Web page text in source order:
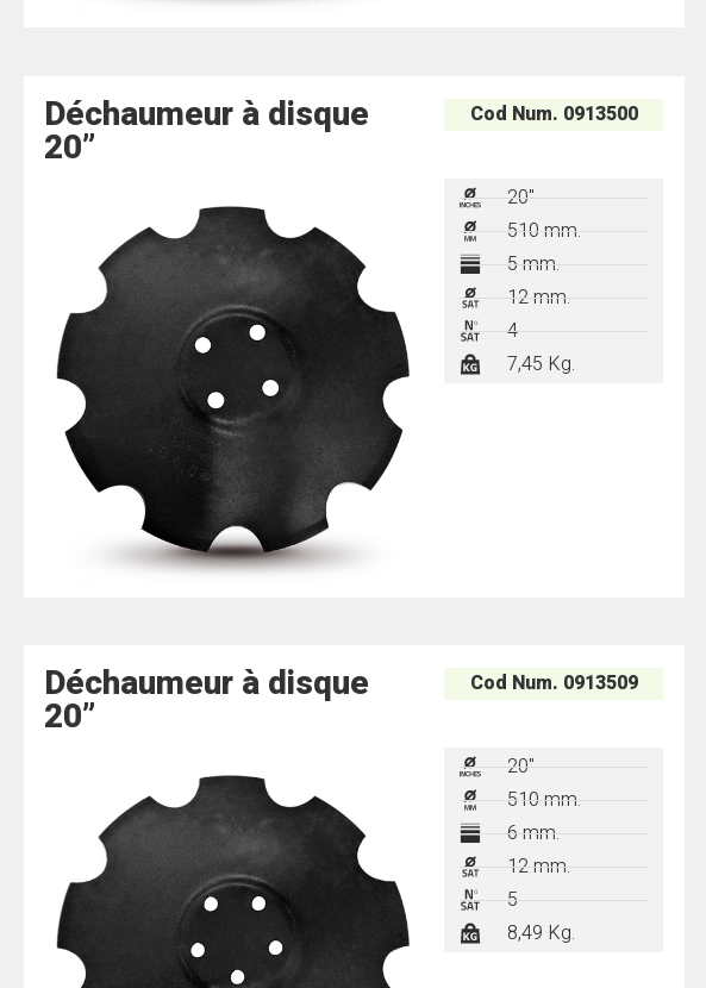
Déchaumeur à disque
20”
Cod Num. 0913500
20"
510 mm.
5 mm.
12 mm.
4
7,45 Kg.
Déchaumeur à disque
20”
Cod Num. 0913509
20"
510 mm.
6 mm.
12 mm.
5
8,49 Kg.